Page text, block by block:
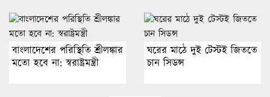
বাংলাদেশের পরিস্থিতি শ্রীলঙ্কার
মতো হবে না: স্বরাষ্ট্রমন্ত্রী
ঘরের মাঠে দুই টেস্টই জিততে
চান সিডন্স